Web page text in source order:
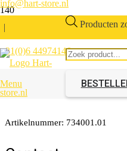
info@hart-store.nl
|
+31(0)6 44974146
Producten
Menu
Ellbee
Bruin
Artikelnummer: 734001.01